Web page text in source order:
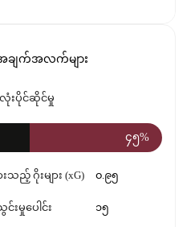
ချက်အလက်များ
းပိုင်ဆိုင်မှု
၄၅%
သည့် ဂိုးများ (xG) ၀.၉၅
းမှုပေါင်း ၁၅